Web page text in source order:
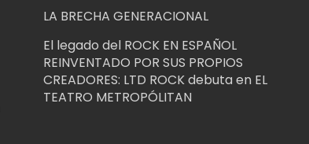
LA BRECHA GENERACIONAL
El legado del ROCK EN ESPAÑOL
REINVENTADO POR SUS PROPIOS
CREADORES: LTD ROCK debuta en EL
TEATRO METROPÓLITAN